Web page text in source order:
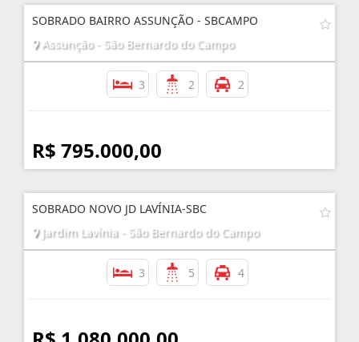
SOBRADO BAIRRO ASSUNÇÃO - SBCAMPO
Assunção - São Bernardo do Campo
3 2 2
R$ 795.000,00
SOBRADO NOVO JD LAVÍNIA-SBC
Jardim Lavínia - São Bernardo do Campo
3 5 4